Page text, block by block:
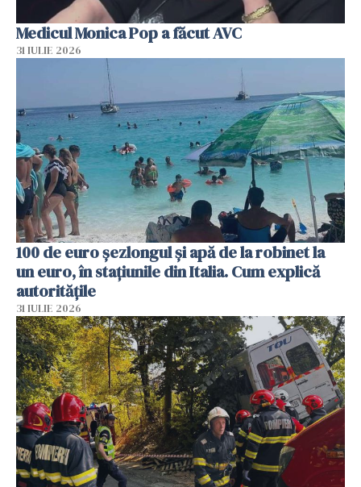
Medicul Monica Pop a făcut AVC
31 IULIE 2026
100 de euro șezlongul și apă de la robinet la
un euro, în stațiunile din Italia. Cum explică
autoritățile
31 IULIE 2026